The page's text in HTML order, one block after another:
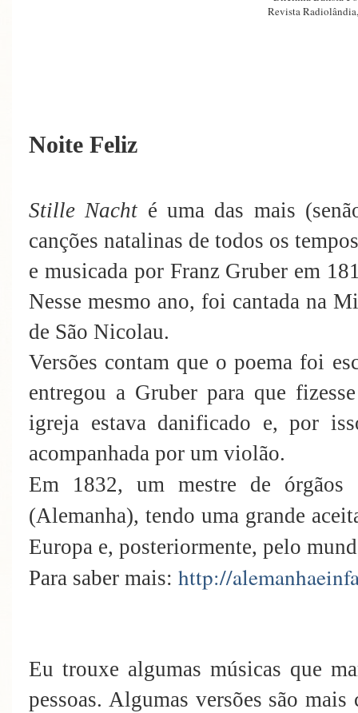
Revista
Noite Feliz
Stille Nacht é uma das mais
canções natalinas de todos os
e musicada por Franz Gruber em
Nesse mesmo ano, foi cantada na
de São Nicolau.
Versões contam que o poema foi
entregou a Gruber para que
igreja estava danificado e, por
acompanhada por um violão.
Em 1832, um mestre de
(Alemanha), tendo uma grande
Europa e, posteriormente, pelo
Para saber mais: http://
Eu trouxe algumas músicas que
pessoas. Algumas versões são